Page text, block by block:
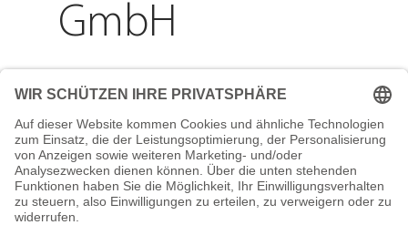
Adresse
Reichenberger Str. 1
84130 Dingolfing
Telefon
GmbH